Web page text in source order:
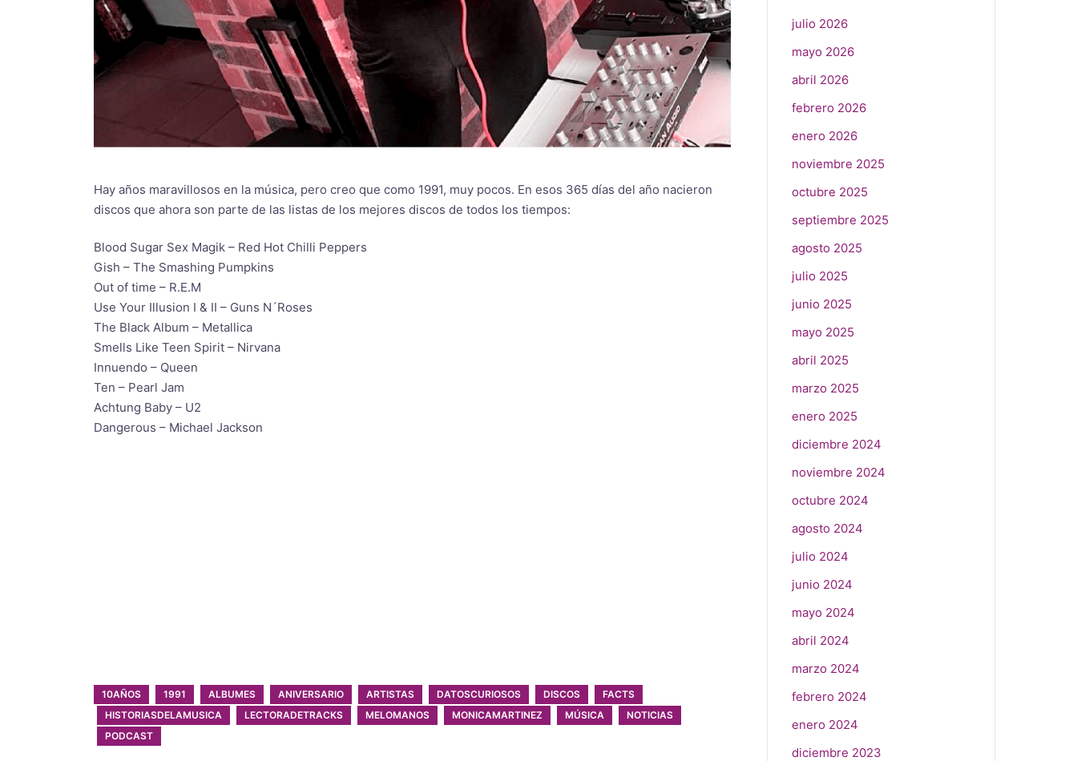
Hay años maravillosos en la música, pero creo que como 1991, muy pocos. En esos 365 días del año nacieron
discos que ahora son parte de las listas de los mejores discos de todos los tiempos:
Blood Sugar Sex Magik – Red Hot Chilli Peppers
Gish – The Smashing Pumpkins
Out of time – R.E.M
Use Your Illusion I & II – Guns N´Roses
The Black Album – Metallica
Smells Like Teen Spirit – Nirvana
Innuendo – Queen
Ten – Pearl Jam
Achtung Baby – U2
Dangerous – Michael Jackson
10AÑOS 1991 ALBUMES ANIVERSARIO ARTISTAS DATOSCURIOSOS DISCOS
FACTS
HISTORIASDELAMUSICA
LECTORADETRACKS MELOMANOS MONICAMARTINEZ MÚSICA
NOTICIAS
PODCAST
julio 2026
mayo 2026
abril 2026
febrero 2026
enero 2026
noviembre 2025
octubre 2025
septiembre 2025
agosto 2025
julio 2025
junio 2025
mayo 2025
abril 2025
marzo 2025
enero 2025
diciembre 2024
noviembre 2024
octubre 2024
agosto 2024
julio 2024
junio 2024
mayo 2024
abril 2024
marzo 2024
febrero 2024
enero 2024
diciembre 2023